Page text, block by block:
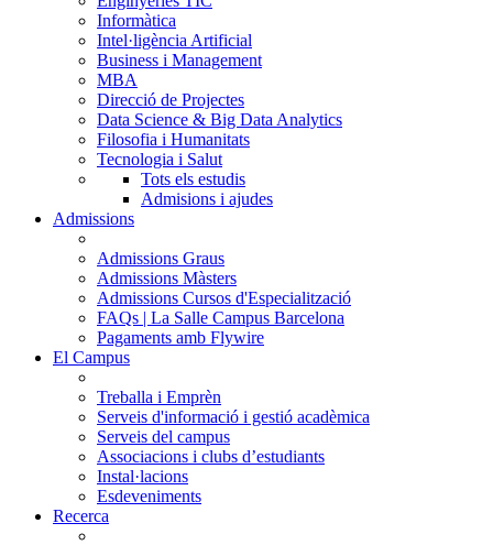
Informàtica
Intel·ligència Artificial
Business i Management
MBA
Direcció de Projectes
Data Science & Big Data Analytics
Filosofia i Humanitats
Tecnologia i Salut
Tots els estudis
Admisions i ajudes
Admissions
Admissions Graus
Admissions Màsters
Admissions Cursos d'Especialització
FAQs | La Salle Campus Barcelona
Pagaments amb Flywire
El Campus
Treballa i Emprèn
Serveis d'informació i gestió acadèmica
Serveis del campus
Associacions i clubs d’estudiants
Instal·lacions
Esdeveniments
Recerca